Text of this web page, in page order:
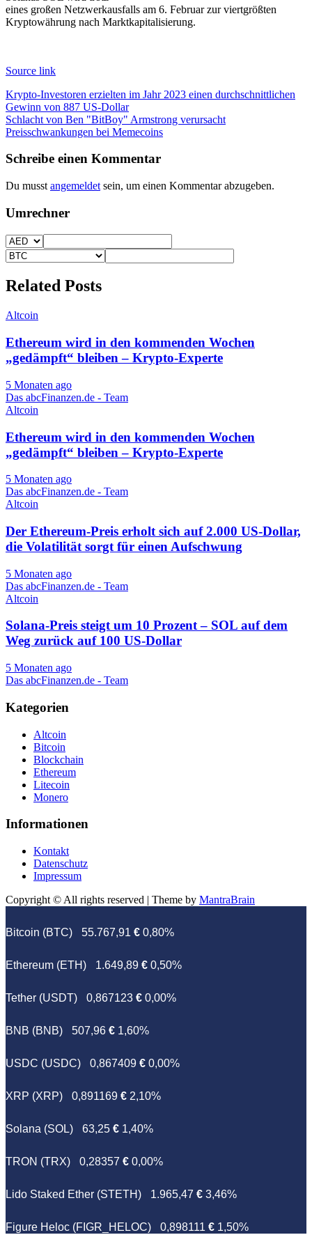
eines großen Netzwerkausfalls am 6. Februar zur viertgrößten
Kryptowährung nach Marktkapitalisierung.
Source link
Beitragsnavigation
Krypto-Investoren erzielten im Jahr 2023 einen durchschnittlichen
Gewinn von 887 US-Dollar
Schlacht von Ben "BitBoy" Armstrong verursacht
Preisschwankungen bei Memecoins
Schreibe einen Kommentar
Du musst angemeldet sein, um einen Kommentar abzugeben.
Umrechner
Related Posts
Altcoin
Ethereum wird in den kommenden Wochen
„gedämpft“ bleiben – Krypto-Experte
5 Monaten ago
Das abcFinanzen.de - Team
Altcoin
Ethereum wird in den kommenden Wochen
„gedämpft“ bleiben – Krypto-Experte
5 Monaten ago
Das abcFinanzen.de - Team
Altcoin
Der Ethereum-Preis erholt sich auf 2.000 US-Dollar,
die Volatilität sorgt für einen Aufschwung
5 Monaten ago
Das abcFinanzen.de - Team
Altcoin
Solana-Preis steigt um 10 Prozent – ​​​​​​SOL auf dem
Weg zurück auf 100 US-Dollar
5 Monaten ago
Das abcFinanzen.de - Team
Kategorien
Altcoin
Bitcoin
Blockchain
Ethereum
Litecoin
Monero
Informationen
Kontakt
Datenschutz
Impressum
Copyright © All rights reserved | Theme by MantraBrain
Bitcoin (BTC) 55.767,91 € 0,80%
Ethereum (ETH) 1.649,89 € 0,50%
Tether (USDT) 0,867123 € 0,00%
BNB (BNB) 507,96 € 1,60%
USDC (USDC) 0,867409 € 0,00%
XRP (XRP) 0,891169 € 2,10%
Solana (SOL) 63,25 € 1,40%
TRON (TRX) 0,28357 € 0,00%
Lido Staked Ether (STETH) 1.965,47 € 3,46%
Figure Heloc (FIGR_HELOC) 0,898111 € 1,50%